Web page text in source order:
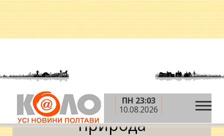
ПН 23:03
10.08.2026
Головна » природа
природа